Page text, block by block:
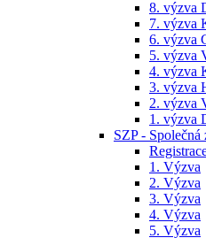
8. výzva
7. výzva
6. výzva
5. výzva
4. výzva
3. výzva
2. výzva
1. výzva
SZP - Společná
1. Výzva
2. Výzva
3. Výzva
4. Výzva
5. Výzva